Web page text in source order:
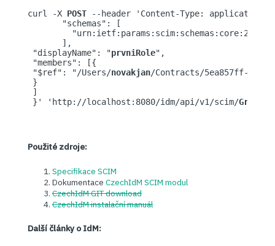
curl -X POST --header 'Content-Type: application/
       "schemas": [
         "urn:ietf:params:scim:schemas:core:2.0:
       ],
"displayName": "prvniRole",
"members": [{
"$ref": "/Users/novakjan/Contracts/5ea857ff-2ec1-
}
]
}' 'http://localhost:8080/idm/api/v1/scim/Groups
Použité zdroje:
Specifikace SCIM
Dokumentace CzechIdM SCIM modul
CzechIdM GIT download
CzechIdM instalační manuál
Další články o IdM: